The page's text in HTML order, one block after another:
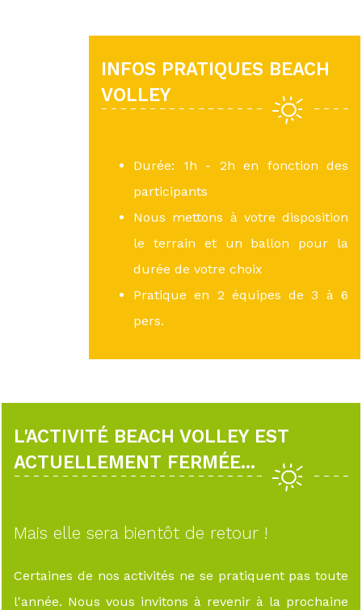
INFOS PRATIQUES BEACH
VOLLEY
Durée: 1h - 2h en fonction des
participants
Nous mettons à votre disposition
le terrain et un ballon pour la
durée de votre choix
Pratique en 2 équipes de 3 à 6
pers.
L'ACTIVITÉ BEACH VOLLEY EST
ACTUELLEMENT FERMÉE...
Mais elle sera bientôt de retour !
Certaines de nos activités ne se pratiquent pas toute
l'année. Nous vous invitons à revenir à la prochaine